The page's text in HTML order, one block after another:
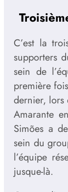
C’est la
supporters
sein de
première
dernier, lors
Amarante
Simões a
sein du
l’équipe
jusque-là.